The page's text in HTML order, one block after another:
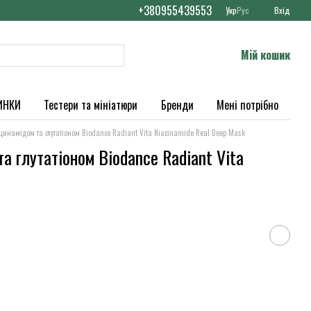
+380955439553 УкрРус Вхід
Мій кошик
Тестери та мініатюри Бренди Мені потрібно
та глутатіоном Biodance Radiant Vita Niacinamide Real Deep Mask
глутатіоном Biodance Radiant Vita